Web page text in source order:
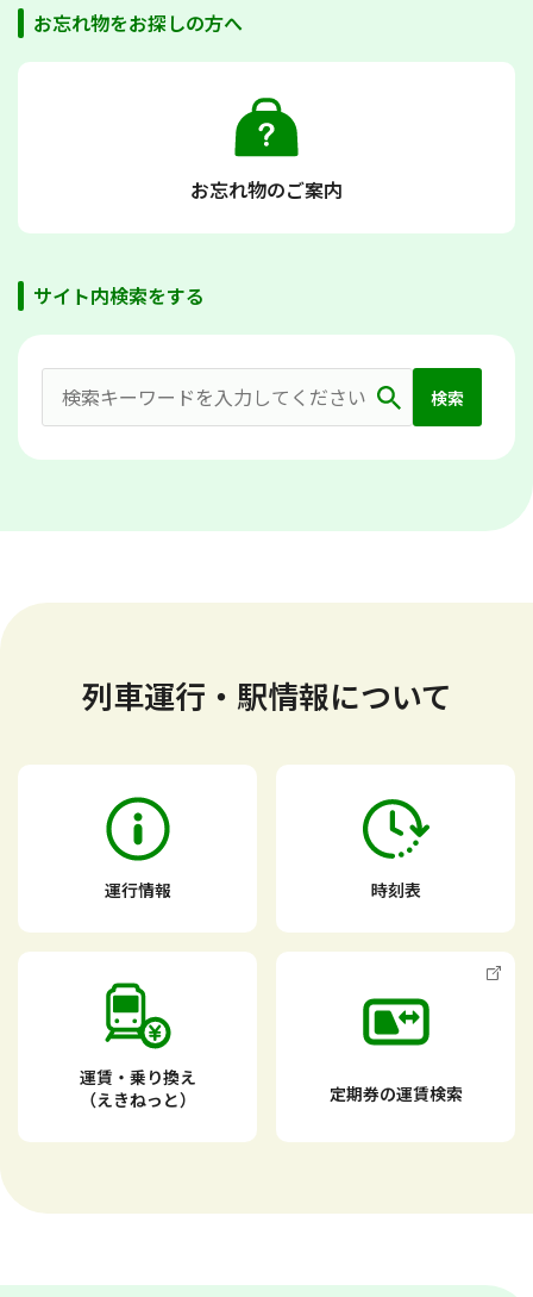
お忘れ物をお探しの方へ
お忘れ物のご案内
サイト内検索をする
検索
列車運行・駅情報について
運行情報 時刻表
運賃・乗り換え
（えきねっと）
定期券の運賃検索